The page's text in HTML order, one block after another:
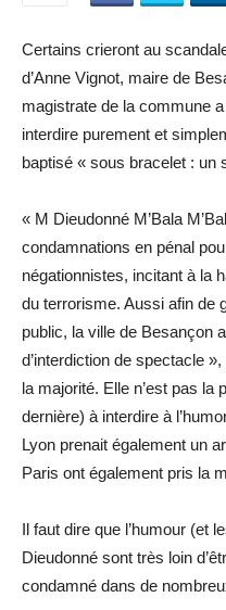
Certains crieront au
d’Anne Vignot, maire de
magistrate de la commune
interdire purement et
baptisé « sous bracelet : un
« M Dieudonné M’Bala
condamnations en pénal
négationnistes, incitant à la
du terrorisme. Aussi afin de
public, la ville de Besançon
d’interdiction de spectacle
la majorité. Elle n’est pas la
dernière) à interdire à
Lyon prenait également un
Paris ont également pris la
Il faut dire que l’humour (et
Dieudonné sont très loin
condamné dans de